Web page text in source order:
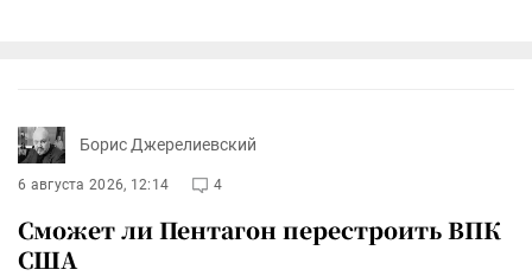
Борис Джерелиевский
6 августа 2026, 12:14 4
Сможет ли Пентагон перестроить ВПК
США